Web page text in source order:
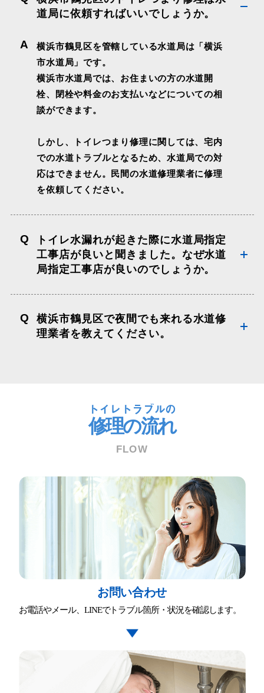
道局に依頼すればいいでしょうか。
A
横浜市鶴見区を管轄している水道局は「横浜
市水道局」です。
横浜市水道局では、お住まいの方の水道開
栓、閉栓や料金のお支払いなどについての相
談ができます。
しかし、
トイレつまり修理に関しては、宅内
での水道トラブルとなるため、水道局での対
応はできません。民間の水道修理業者に修理
を依頼してください。
Q
トイレ水漏れが起きた際に水道局指定
工事店が良いと聞きました。なぜ水道
局指定工事店が良いのでしょうか。
Q
横浜市鶴見区で夜間でも来れる水道修
理業者を教えてください。
トイレトラブルの
修理の流れ
FLOW
お問い合わせ
お電話やメール、LINEでトラブル箇所・状況を確認します。